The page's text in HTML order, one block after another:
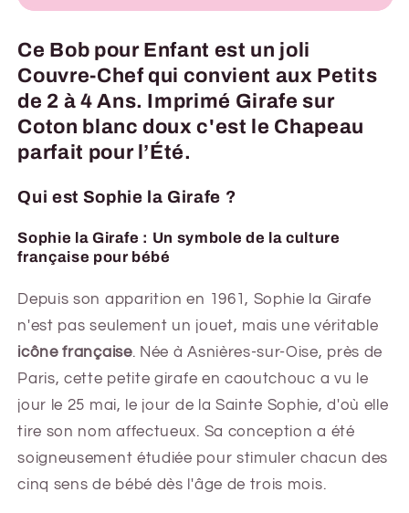
Ce Bob pour Enfant est un joli
Couvre-Chef qui convient aux Petits
de 2 à 4 Ans. Imprimé Girafe sur
Coton blanc doux c'est le Chapeau
parfait pour l’Été.
Qui est Sophie la Girafe ?
Sophie la Girafe : Un symbole de la culture
française pour bébé
Depuis son apparition en 1961, Sophie la Girafe
n'est pas seulement un jouet, mais une véritable
icône française. Née à Asnières-sur-Oise, près de
Paris, cette petite girafe en caoutchouc a vu le
jour le 25 mai, le jour de la Sainte Sophie, d'où elle
tire son nom affectueux. Sa conception a été
soigneusement étudiée pour stimuler chacun des
cinq sens de bébé dès l'âge de trois mois.